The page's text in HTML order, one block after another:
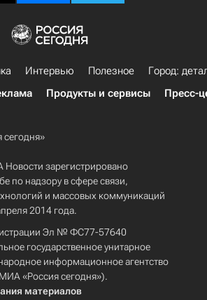
Интервью Полезное
Город:
Продукты и сервисы Пресс-
Новости зарегистрировано
по надзору в сфере связи,
и массовых коммуникаций
2014 года.
Эл № ФС77-57640
государственное унитарное
информационное агентство
«Россия сегодня»).
материалов